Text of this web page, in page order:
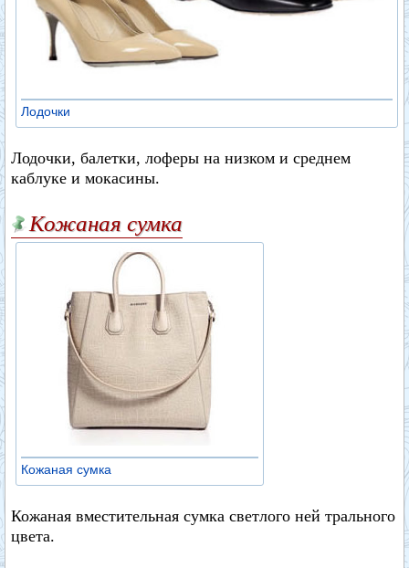
Лодочки
Лодочки, балетки, лоферы на низком и среднем
каблуке и мокасины.
Кожаная сумка
Кожаная сумка
Кожаная вместительная сумка светлого ней трального
цвета.